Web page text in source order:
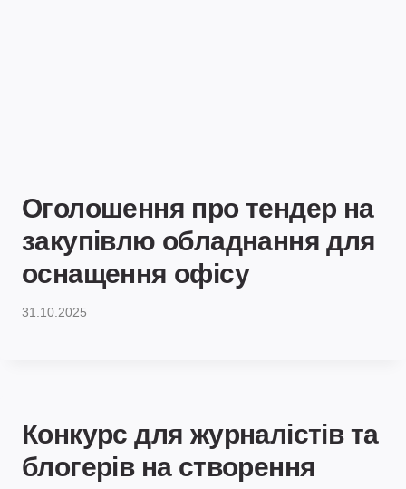
Оголошення про тендер на
закупівлю обладнання для
оснащення офісу
31.10.2025
Конкурс для журналістів та
блогерів на створення